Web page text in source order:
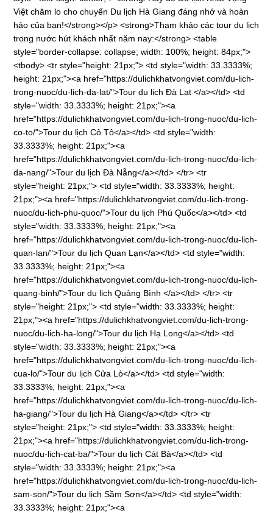
Việt chăm lo cho chuyến Du lịch Hà Giang đáng nhớ và hoàn
hảo của bạn!</strong></p> <strong>Tham khảo các tour du lịch
trong nước hút khách nhất năm nay:</strong> <table
style="border-collapse: collapse; width: 100%; height: 84px;">
<tbody> <tr style="height: 21px;"> <td style="width: 33.3333%;
height: 21px;"><a href="https://dulichkhatvongviet.com/du-lich-
trong-nuoc/du-lich-da-lat/">Tour du lịch Đà Lạt </a></td> <td
style="width: 33.3333%; height: 21px;"><a
href="https://dulichkhatvongviet.com/du-lich-trong-nuoc/du-lich-
co-to/">Tour du lịch Cô Tô</a></td> <td style="width:
33.3333%; height: 21px;"><a
href="https://dulichkhatvongviet.com/du-lich-trong-nuoc/du-lich-
da-nang/">Tour du lịch Đà Nẵng</a></td> </tr> <tr
style="height: 21px;"> <td style="width: 33.3333%; height:
21px;"><a href="https://dulichkhatvongviet.com/du-lich-trong-
nuoc/du-lich-phu-quoc/">Tour du lịch Phú Quốc</a></td> <td
style="width: 33.3333%; height: 21px;"><a
href="https://dulichkhatvongviet.com/du-lich-trong-nuoc/du-lich-
quan-lan/">Tour du lịch Quan Lạn</a></td> <td style="width:
33.3333%; height: 21px;"><a
href="https://dulichkhatvongviet.com/du-lich-trong-nuoc/du-lich-
quang-binh/">Tour du lịch Quảng Bình </a></td> </tr> <tr
style="height: 21px;"> <td style="width: 33.3333%; height:
21px;"><a href="https://dulichkhatvongviet.com/du-lich-trong-
nuoc/du-lich-ha-long/">Tour du lịch Hạ Long</a></td> <td
style="width: 33.3333%; height: 21px;"><a
href="https://dulichkhatvongviet.com/du-lich-trong-nuoc/du-lich-
cua-lo/">Tour du lịch Cửa Lò</a></td> <td style="width:
33.3333%; height: 21px;"><a
href="https://dulichkhatvongviet.com/du-lich-trong-nuoc/du-lich-
ha-giang/">Tour du lịch Hà Giang</a></td> </tr> <tr
style="height: 21px;"> <td style="width: 33.3333%; height:
21px;"><a href="https://dulichkhatvongviet.com/du-lich-trong-
nuoc/du-lich-cat-ba/">Tour du lịch Cát Bà</a></td> <td
style="width: 33.3333%; height: 21px;"><a
href="https://dulichkhatvongviet.com/du-lich-trong-nuoc/du-lich-
sam-son/">Tour du lịch Sầm Sơn</a></td> <td style="width:
33.3333%; height: 21px;"><a